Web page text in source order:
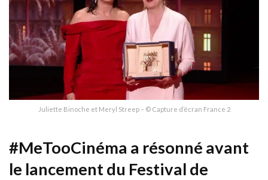
Juliette Binoche et Meryl Streep – © Capture d’écran France 2
#MeTooCinéma a résonné avant
le lancement du Festival de